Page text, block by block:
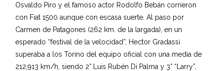
Osvaldo Piro y el famoso actor Rodolfo Bebán corrieron
con Fiat 1500 aunque con escasa suerte. Al paso por
Carmen de Patagones (262 km. de la largada), en un
esperado “festival de la velocidad”, Hector Gradassi
superaba a los Torino del equipo oficial con una media de
212,913 km/h, siendo 2° Luis Rubén Di Palma y 3° “Larry”,